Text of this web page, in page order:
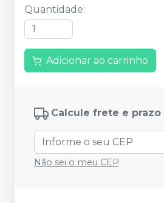
Quantidade:
Adicionar ao carrinho
Calcule frete e prazo
Não sei o meu CEP